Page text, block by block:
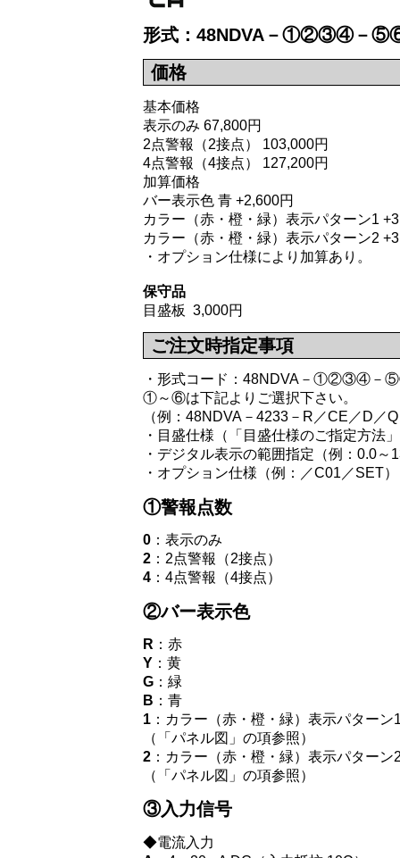
形式：48NDVA－①②③④－
価格
基本価格
表示のみ 67,800円
2点警報（2接点） 103,000円
4点警報（4接点） 127,200円
加算価格
バー表示色 青 +2,600円
カラー（赤・橙・緑）表示パターン1
カラー（赤・橙・緑）表示パターン2
・オプション仕様により加算あり。
保守品
目盛板 3,000円
ご注文時指定事項
・形式コード：48NDVA－①②③④－
①～⑥は下記よりご選択下さい。
（例：48NDVA－4233－R／CE／D／
・目盛仕様（「目盛仕様のご指定方法
・デジタル表示の範囲指定（例：0.0～
・オプション仕様（例：／C01／SET）
①警報点数
0 ：表示のみ
2 ：2点警報（2接点）
4 ：4点警報（4接点）
②バー表示色
R ：赤
Y ：黄
G ：緑
B ：青
1 ：カラー（赤・橙・緑）表示パターン
（「パネル図」の項参照）
2 ：カラー（赤・橙・緑）表示パターン
（「パネル図」の項参照）
③入力信号
◆電流入力